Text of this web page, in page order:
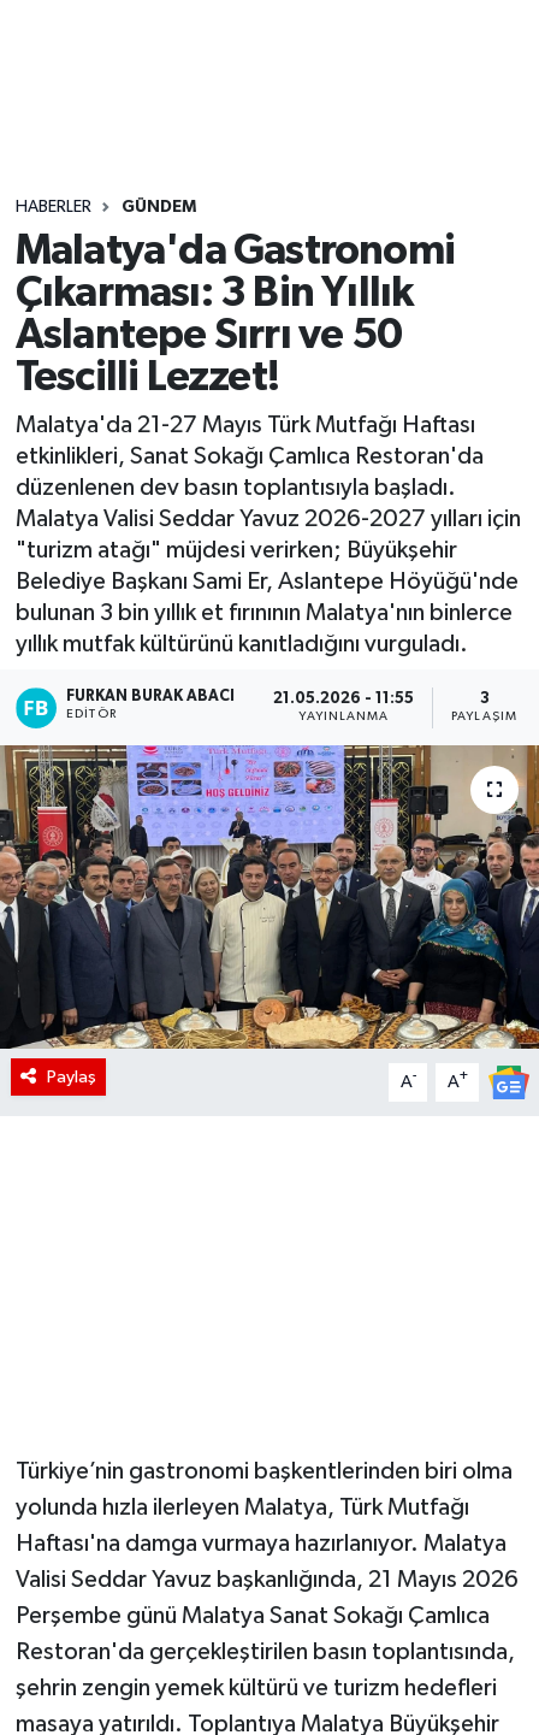
HABERLER GÜNDEM
Malatya'da Gastronomi
Çıkarması: 3 Bin Yıllık
Aslantepe Sırrı ve 50
Tescilli Lezzet!
Malatya'da 21-27 Mayıs Türk Mutfağı Haftası
etkinlikleri, Sanat Sokağı Çamlıca Restoran'da
düzenlenen dev basın toplantısıyla başladı.
Malatya Valisi Seddar Yavuz 2026-2027 yılları için
"turizm atağı" müjdesi verirken; Büyükşehir
Belediye Başkanı Sami Er, Aslantepe Höyüğü'nde
bulunan 3 bin yıllık et fırınının Malatya'nın binlerce
yıllık mutfak kültürünü kanıtladığını vurguladı.
FURKAN BURAK ABACI
EDITÖR
21.05.2026 - 11:55
YAYINLANMA
3
PAYLAŞIM
Paylaş A- A+
Türkiye’nin gastronomi başkentlerinden biri olma
yolunda hızla ilerleyen Malatya, Türk Mutfağı
Haftası'na damga vurmaya hazırlanıyor. Malatya
Valisi Seddar Yavuz başkanlığında, 21 Mayıs 2026
Perşembe günü Malatya Sanat Sokağı Çamlıca
Restoran'da gerçekleştirilen basın toplantısında,
şehrin zengin yemek kültürü ve turizm hedefleri
masaya yatırıldı. Toplantıya Malatya Büyükşehir
Yaşam